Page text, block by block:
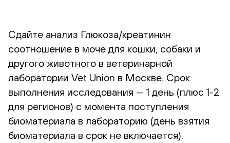
Сдайте анализ Глюкоза/креатинин
соотношение в моче для кошки, собаки и
другого животного в ветеринарной
лаборатории Vet Union в Москве. Срок
выполнения исследования — 1 день (плюс 1-2
для регионов) с момента поступления
биоматериала в лабораторию (день взятия
биоматериала в срок не включается).